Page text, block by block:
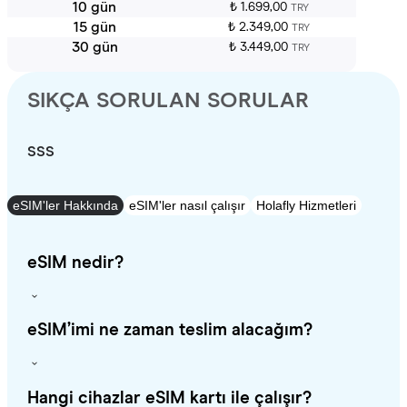
10 gün ₺ 1.699,00 TRY
15 gün ₺ 2.349,00 TRY
30 gün ₺ 3.449,00 TRY
SIKÇA SORULAN SORULAR
SSS
eSIM'ler Hakkında eSIM'ler nasıl çalışır Holafly Hizmetleri
eSIM nedir?
eSIM’imi ne zaman teslim alacağım?
Hangi cihazlar eSIM kartı ile çalışır?